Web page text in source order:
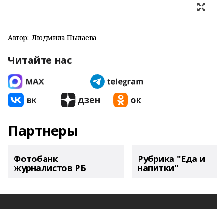
Автор: Людмила Пылаева
Читайте нас
Партнеры
Фотобанк
журналистов РБ
Рубрика "Еда и
напитки"